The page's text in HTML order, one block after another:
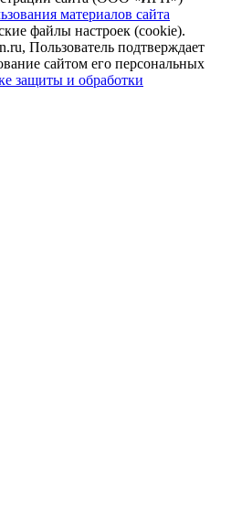
материалов сайта
файлы настроек (cookie).
Пользователь подтверждает
сайтом его персональных
защиты и обработки